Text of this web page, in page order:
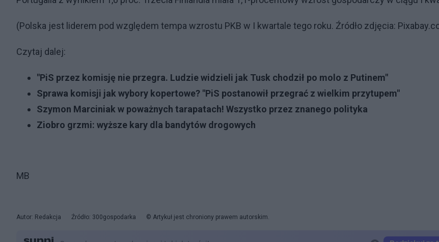
(Polska jest liderem pod względem tempa wzrostu PKB w I kwartale tego roku. Źródło zdjęcia:
Czytaj dalej:
"PiS przez komisję nie przegra. Ludzie widzieli jak Tusk chodził po molo z Putinem"
Sprawa komisji jak wybory kopertowe? "PiS postanowił przegrać z wielkim przytupem"
Szymon Marciniak w poważnych tarapatach! Wszystko przez znanego polityka
Ziobro grzmi: wyższe kary dla bandytów drogowych
MB
Autor: Redakcja Źródło: 300gospodarka © Artykuł jest chroniony prawem autorskim.